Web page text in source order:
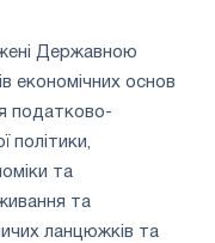
Державною
економічних основ
податково-
та
та
ланцюжків та